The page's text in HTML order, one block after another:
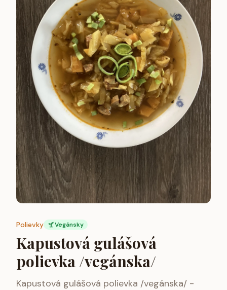
Polievky Vegánsky
Kapustová gulášová
polievka /vegánska/
Kapustová gulášová polievka /vegánska/ -